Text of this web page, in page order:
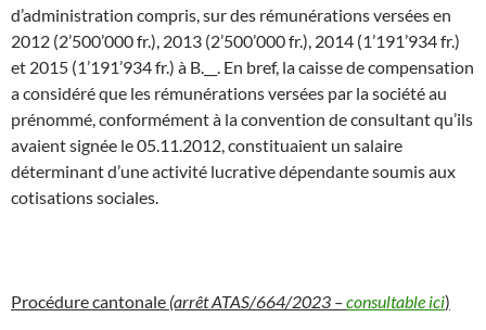
d’administration compris, sur des rémunérations versées en
2012 (2’500’000 fr.), 2013 (2’500’000 fr.), 2014 (1’191’934 fr.)
et 2015 (1’191’934 fr.) à B.__. En bref, la caisse de compensation
a considéré que les rémunérations versées par la société au
prénommé, conformément à la convention de consultant qu’ils
avaient signée le 05.11.2012, constituaient un salaire
déterminant d’une activité lucrative dépendante soumis aux
cotisations sociales.
Procédure cantonale (arrêt ATAS/664/2023 –consultable ici)